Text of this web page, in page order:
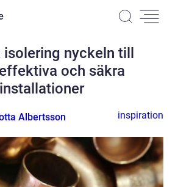
nyckeln till
och säkra
installationer
Albertsson inspiration